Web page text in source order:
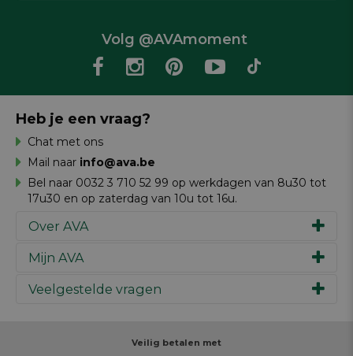
Volg @AVAmoment
Over AVA
Ons verhaal
Werken bij AVA
Mijn AVA
Inspiratie
Veelgestelde vragen
Heb je een vraag?
Chat met ons
Mail naar info@ava.be
Bel naar 0032 3 710 52 99 op werkdagen van 8u30 tot
17u30 en op zaterdag van 10u tot 16u.
Veilig betalen met